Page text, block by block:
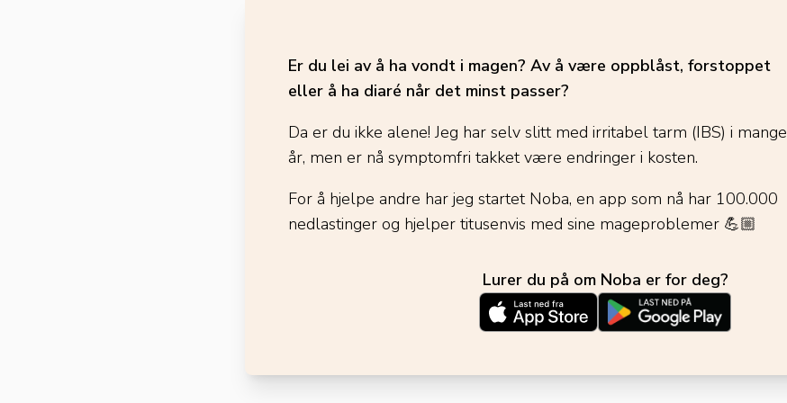
Er du lei av å ha vondt i magen? Av å være oppblåst, forstoppet
eller å ha diaré når det minst passer?
Da er du ikke alene! Jeg har selv slitt med irritabel tarm (IBS) i mange
år, men er nå symptomfri takket være endringer i kosten.
For å hjelpe andre har jeg startet Noba, en app som nå har 100.000
nedlastinger og hjelper titusenvis med sine mageproblemer 💪🏼
Lurer du på om Noba er for deg?